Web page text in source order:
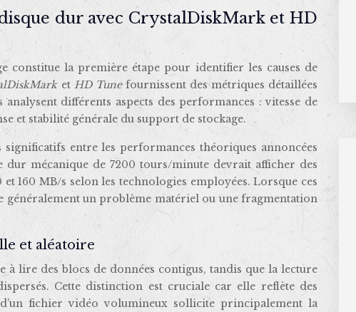
dur avec CrystalDiskMark et HD
constitue la première étape pour identifier les causes de
et HD Tune fournissent des métriques détaillées
différents aspects des performances : vitesse de
et stabilité générale du support de stockage.
entre les performances théoriques annoncées
dur mécanique de 7200 tours/minute devrait afficher des
160 MB/s selon les technologies employées. Lorsque ces
généralement un problème matériel ou une fragmentation
et aléatoire
à lire des blocs de données contigus, tandis que la lecture
Cette distinction est cruciale car elle reflète des
fichier vidéo volumineux sollicite principalement la